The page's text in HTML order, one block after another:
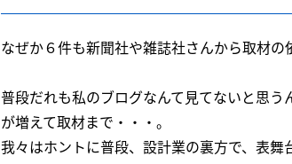
なぜか６件も新聞社や雑誌社さんから取材の
普段だれも私のブログなんて見てないと思
が増えて取材まで・・・。
我々はホントに普段、設計業の裏方で、表